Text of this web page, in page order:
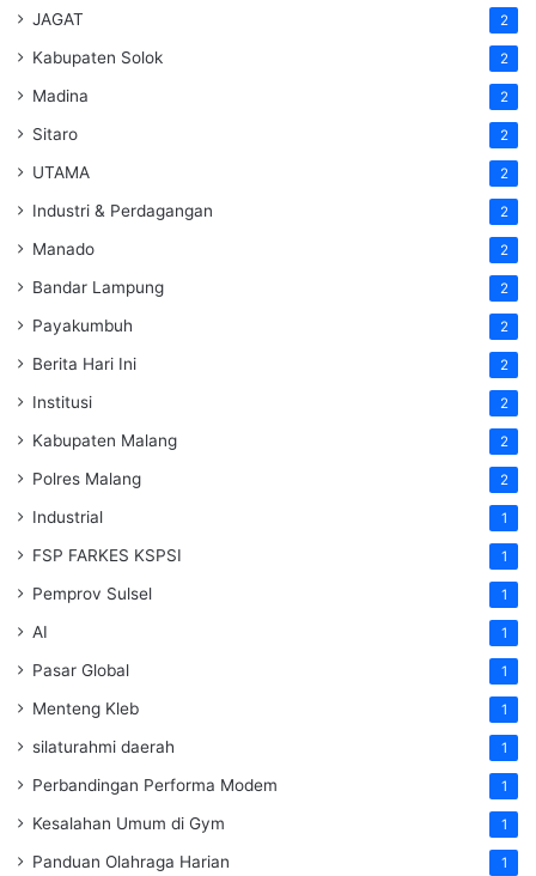
JAGAT 2
Kabupaten Solok 2
Madina 2
Sitaro 2
UTAMA 2
Industri & Perdagangan 2
Manado 2
Bandar Lampung 2
Payakumbuh 2
Berita Hari Ini 2
Institusi 2
Kabupaten Malang 2
Polres Malang 2
Industrial 1
FSP FARKES KSPSI 1
Pemprov Sulsel 1
AI 1
Pasar Global 1
Menteng Kleb 1
silaturahmi daerah 1
Perbandingan Performa Modem 1
Kesalahan Umum di Gym 1
Panduan Olahraga Harian 1